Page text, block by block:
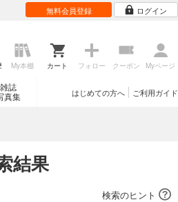
無料会員登録 ログイン
My本棚 カート フォロー クーポン Myページ
雑誌
真集
ご利用ガイド
はじめての方へ
結果
検索のヒント